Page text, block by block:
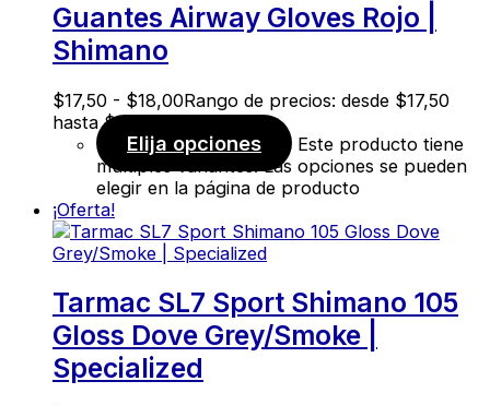
Guantes Airway Gloves Rojo |
Shimano
$17,50 - $18,00Rango de precios: desde $17,50
hasta $18,00
Elija opciones
Este producto tiene
múltiples variantes. Las opciones se pueden
elegir en la página de producto
¡Oferta!
Tarmac SL7 Sport Shimano 105
Gloss Dove Grey/Smoke |
Specialized